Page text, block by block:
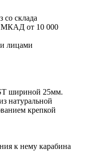
со склада
МКАД от 10 000
лицами
шириной 25мм.
натуральной
крепкой
к нему карабина